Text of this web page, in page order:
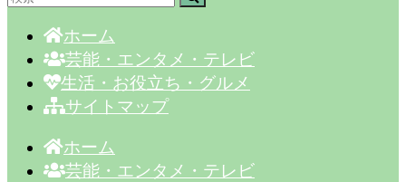
ホーム
芸能・エンタメ・テレビ
生活・お役立ち・グルメ
サイトマップ
ホーム
芸能・エンタメ・テレビ